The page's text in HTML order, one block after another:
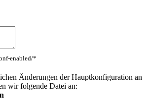
enabled/*
Änderungen der Hauptkonfiguration an
wir folgende Datei an: